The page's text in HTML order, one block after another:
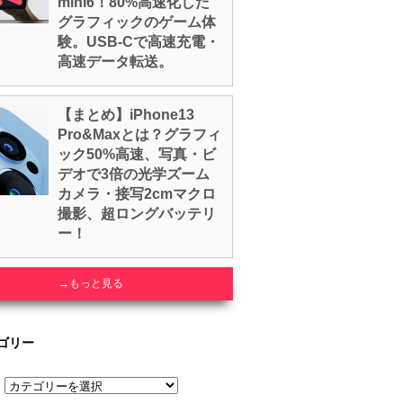
グラフィックのゲーム体
験。USB-Cで高速充電・
高速データ転送。
【まとめ】iPhone13
Pro&Maxとは？グラフィ
ック50%高速、写真・ビ
デオで3倍の光学ズーム
カメラ・接写2cmマクロ
撮影、超ロングバッテリ
ー！
→もっと見る
リー